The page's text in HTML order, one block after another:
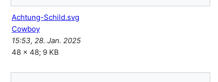
Achtung-Schild.svg
Cowboy
15:53, 28. Jan. 2025
48 × 48; 9 KB